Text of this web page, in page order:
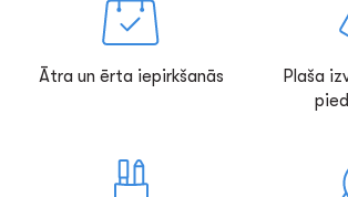
Ātra un ērta iepirkšanās
Plaša